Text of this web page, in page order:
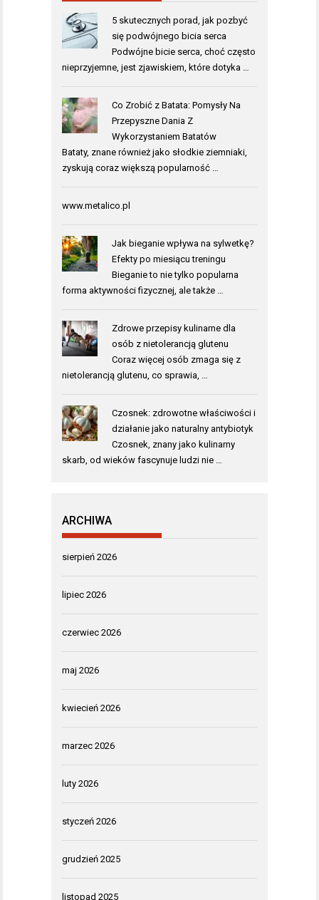
5 skutecznych porad, jak pozbyć
się podwójnego bicia serca
Podwójne bicie serca, choć często
nieprzyjemne, jest zjawiskiem, które dotyka …
Co Zrobić z Batata: Pomysły Na
Przepyszne Dania Z
Wykorzystaniem Batatów
Bataty, znane również jako słodkie ziemniaki,
zyskują coraz większą popularność …
www.metalico.pl
Jak bieganie wpływa na sylwetkę?
Efekty po miesiącu treningu
Bieganie to nie tylko popularna
forma aktywności fizycznej, ale także …
Zdrowe przepisy kulinarne dla
osób z nietolerancją glutenu
Coraz więcej osób zmaga się z
nietolerancją glutenu, co sprawia, …
Czosnek: zdrowotne właściwości i
działanie jako naturalny antybiotyk
Czosnek, znany jako kulinarny
skarb, od wieków fascynuje ludzi nie …
ARCHIWA
sierpień 2026
lipiec 2026
czerwiec 2026
maj 2026
kwiecień 2026
marzec 2026
luty 2026
styczeń 2026
grudzień 2025
listopad 2025